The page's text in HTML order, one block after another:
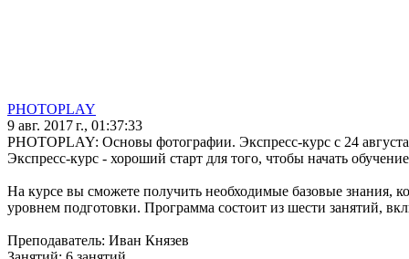
PHOTOPLAY
9 авг. 2017 г., 01:37:33
PHOTOPLAY: Основы фотографии. Экспресс-курс с 24 августа
Экспресс-курс - хороший старт для того, чтобы начать
На курсе вы сможете получить необходимые базовые знания,
уровнем подготовки. Программа состоит из шести занятий,
Преподаватель: Иван Князев